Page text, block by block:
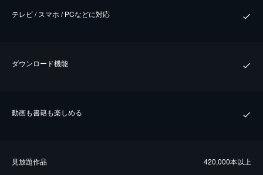
テレビ / スマホ / PCなどに対応
ダウンロード機能
動画も書籍も楽しめる
⾒放題作品 420,000本以上